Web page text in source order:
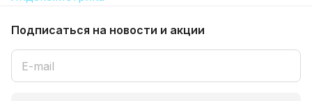
Подписаться на новости и акции